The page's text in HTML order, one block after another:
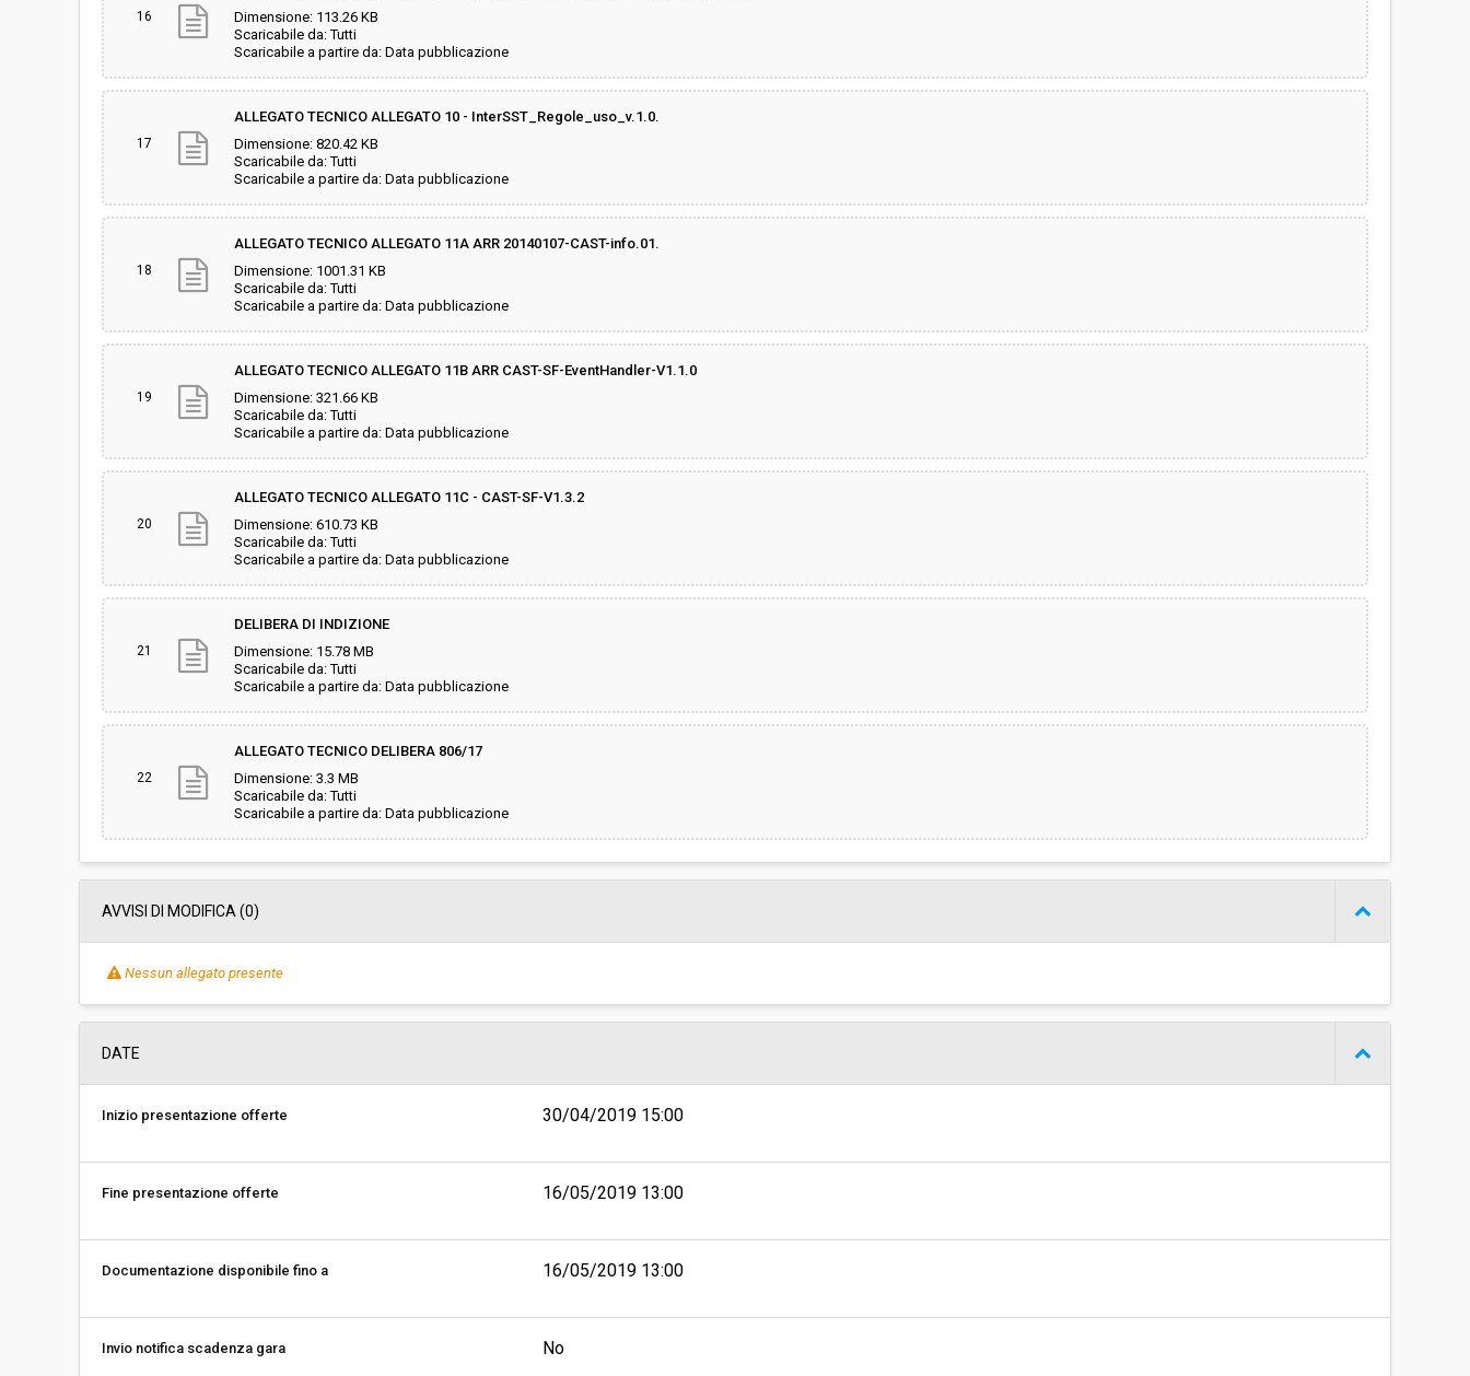
16
Dimensione: 113.26 KB
Scaricabile da: Tutti
Scaricabile a partire da: Data pubblicazione
17
ALLEGATO TECNICO ALLEGATO 10 - InterSST_Regole_uso_v.1.0.
Dimensione: 820.42 KB
Scaricabile da: Tutti
Scaricabile a partire da: Data pubblicazione
18
ALLEGATO TECNICO ALLEGATO 11A ARR 20140107-CAST-info.01.
Dimensione: 1001.31 KB
Scaricabile da: Tutti
Scaricabile a partire da: Data pubblicazione
19
ALLEGATO TECNICO ALLEGATO 11B ARR CAST-SF-EventHandler-V1.1.0
Dimensione: 321.66 KB
Scaricabile da: Tutti
Scaricabile a partire da: Data pubblicazione
20
ALLEGATO TECNICO ALLEGATO 11C - CAST-SF-V1.3.2
Dimensione: 610.73 KB
Scaricabile da: Tutti
Scaricabile a partire da: Data pubblicazione
21
DELIBERA DI INDIZIONE
Dimensione: 15.78 MB
Scaricabile da: Tutti
Scaricabile a partire da: Data pubblicazione
22
ALLEGATO TECNICO DELIBERA 806/17
Dimensione: 3.3 MB
Scaricabile da: Tutti
Scaricabile a partire da: Data pubblicazione
AVVISI DI MODIFICA (0)
Nessun allegato presente
DATE
Inizio presentazione offerte 30/04/2019 15:00
Fine presentazione offerte 16/05/2019 13:00
Documentazione disponibile fino a 16/05/2019 13:00
Invio notifica scadenza gara No